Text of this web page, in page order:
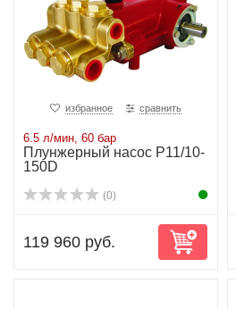
избранное сравнить
6.5 л/мин, 60 бар
Плунжерный насос P11/10-
150D
(0)
119 960 руб.